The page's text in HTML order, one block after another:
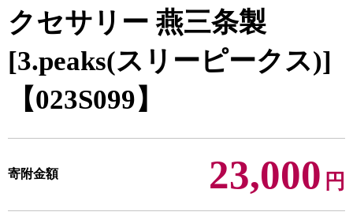
クセサリー 燕三条製
[3.peaks(スリーピークス)]
【023S099】
寄附金額 23,000 円